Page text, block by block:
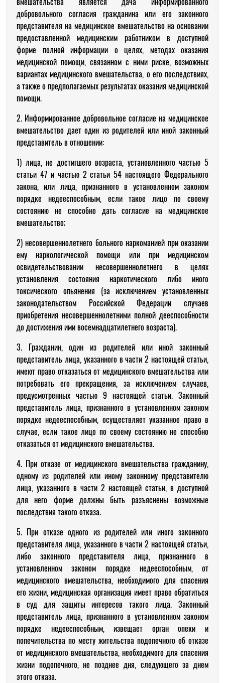
добровольного согласия гражданина или его законного
представителя на медицинское вмешательство на основании
предоставленной медицинским работником в доступной
форме полной информации о целях, методах оказания
медицинской помощи, связанном с ними риске, возможных
вариантах медицинского вмешательства, о его последствиях,
а также о предполагаемых результатах оказания медицинской
помощи.
2. Информированное добровольное согласие на медицинское
вмешательство дает один из родителей или иной законный
представитель в отношении:
1) лица, не достигшего возраста, установленного частью 5
статьи 47 и частью 2 статьи 54 настоящего Федерального
закона, или лица, признанного в установленном законом
порядке недееспособным, если такое лицо по своему
состоянию не способно дать согласие на медицинское
вмешательство;
2) несовершеннолетнего больного наркоманией при оказании
ему наркологической помощи или при медицинском
освидетельствовании несовершеннолетнего в целях
установления состояния наркотического либо иного
токсического опьянения (за исключением установленных
законодательством Российской Федерации случаев
приобретения несовершеннолетними полной дееспособности
до достижения ими восемнадцатилетнего возраста).
3. Гражданин, один из родителей или иной законный
представитель лица, указанного в части 2 настоящей статьи,
имеют право отказаться от медицинского вмешательства или
потребовать его прекращения, за исключением случаев,
предусмотренных частью 9 настоящей статьи. Законный
представитель лица, признанного в установленном законом
порядке недееспособным, осуществляет указанное право в
случае, если такое лицо по своему состоянию не способно
отказаться от медицинского вмешательства.
4. При отказе от медицинского вмешательства гражданину,
одному из родителей или иному законному представителю
лица, указанного в части 2 настоящей статьи, в доступной
для него форме должны быть разъяснены возможные
последствия такого отказа.
5. При отказе одного из родителей или иного законного
представителя лица, указанного в части 2 настоящей статьи,
либо законного представителя лица, признанного в
установленном законом порядке недееспособным, от
медицинского вмешательства, необходимого для спасения
его жизни, медицинская организация имеет право обратиться
в суд для защиты интересов такого лица. Законный
представитель лица, признанного в установленном законом
порядке недееспособным, извещает орган опеки и
попечительства по месту жительства подопечного об отказе
от медицинского вмешательства, необходимого для спасения
жизни подопечного, не позднее дня, следующего за днем
этого отказа.